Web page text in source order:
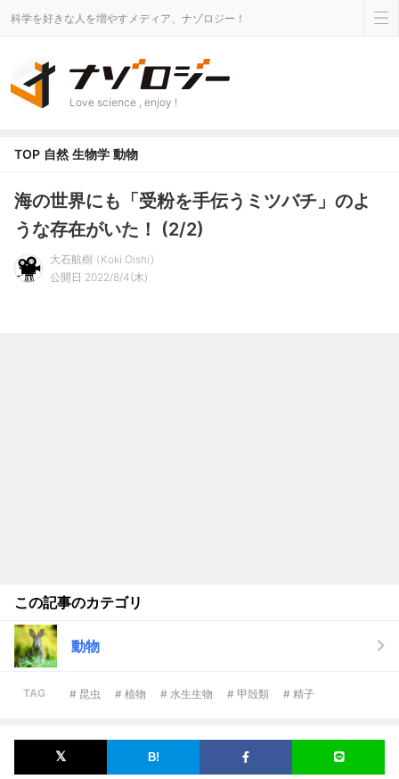
科学を好きな人を増やすメディア、ナゾロジー！
Love science , enjoy !
TOP 自然 生物学 動物
海の世界にも「受粉を手伝うミツバチ」のよ
うな存在がいた！ (2/2)
大石航樹
Koki Oishi
公開日 2022/8/4(木)
この記事のカテゴリ
動物
TAG # 昆虫 # 植物 # 水生生物 # 甲殻類 # 精子